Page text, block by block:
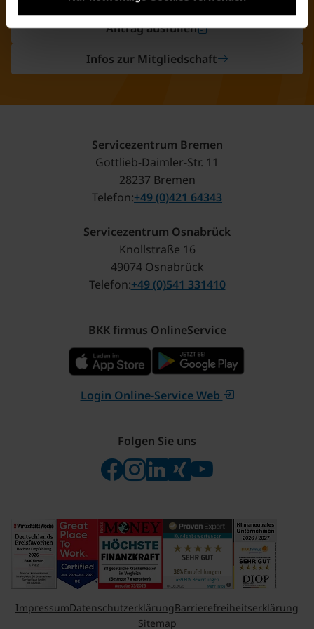
Antrag ausfüllen
Infos zur Mitgliedschaft
Servicezentrum Bremen
Gottlieb-Daimler-Str. 11
28237 Bremen
Telefon +49 (0)421 64343
Servicezentrum Osnabrück
Knollstraße 16
49074 Osnabrück
Telefon +49 (0)541 331410
BKK firmus OnlineService
Login Online-Service Web
Folgen Sie uns
Folgen Sie uns auf Facebook
Folgen Sie uns auf Instagram
Besuchen Sie uns bei
Besuchen Sie uns bei
Besuchen Sie uns
ImpressumDatenschutzerklärungBarrierefreiheitserklärung
Sitemap